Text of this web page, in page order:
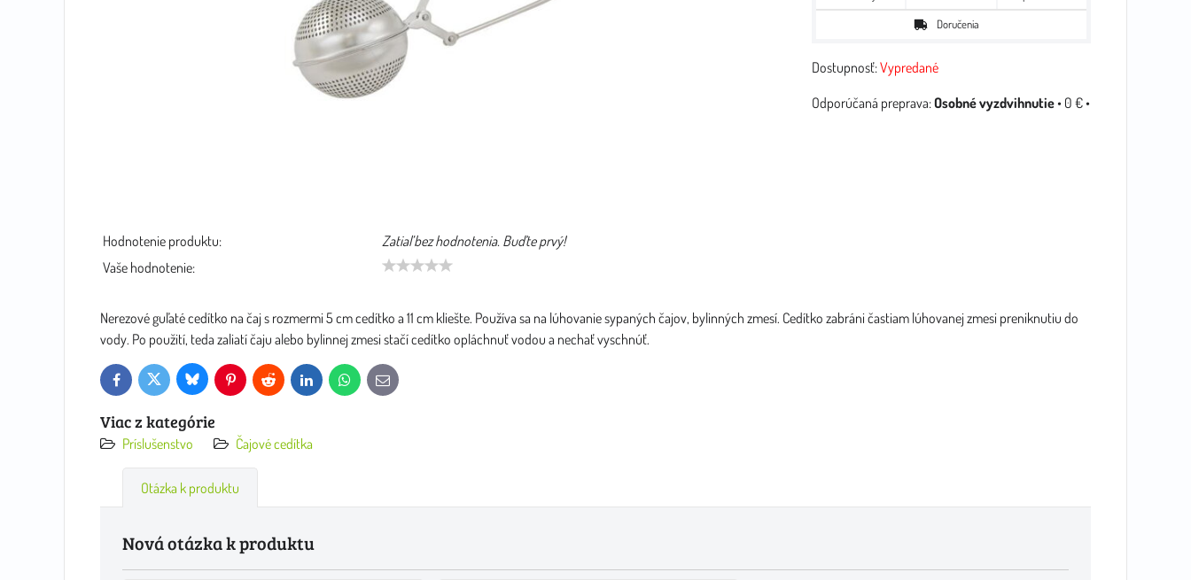
Hodnotenie produktu:
Zatiaľ bez hodnotenia. Buďte prvý!
Vaše hodnotenie:
Doručenia
Dostupnosť:Vypredané
Osobné vyzdvihnutie• 0 €•
Nerezové guľaté cedítko na čaj s rozmermi 5 cm cedítko a 11 cm kliešte. Používa sa na lúhovanie sypaných čajov, bylinných zmesí. Cedítko zabráni častiam lúhovanej zmesi preniknutiu do
vody. Po použití, teda zaliatí čaju alebo bylinnej zmesi stačí cedítko opláchnuť vodou a nechať vyschnúť.
FacebookTwitter Bluesky PinterestReddit LinkedInWhatsApp
E-
mail
Viac z kategórie
Príslušenstvo Čajové cedítka
Otázka k produktu
Nová otázka k produktu